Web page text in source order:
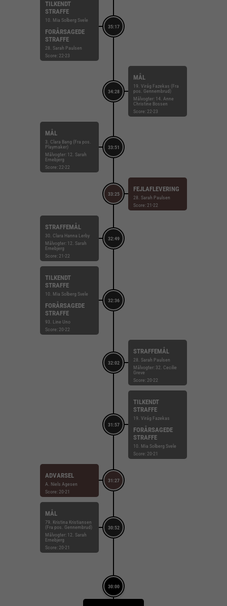
35:17
TILKENDT
STRAFFE
10. Mia Solberg Svele
FORÅRSAGEDE
STRAFFE
28. Sarah Paulsen
Score: 22-23
34:28
MÅL
19. Virág Fazekas (Fra
pos. Gennembrud)
Målvogter: 14. Anne
Christine Bossen
Score: 22-23
33:51
MÅL
3. Clara Bang (Fra pos.
Playmaker)
Målvogter: 12. Sarah
Ernebjerg
Score: 22-22
33:25
FEJLAFLEVERING
28. Sarah Paulsen
Score: 21-22
32:49
STRAFFEMÅL
30. Clara Hanna Lerby
Målvogter: 12. Sarah
Ernebjerg
Score: 21-22
32:36
TILKENDT
STRAFFE
10. Mia Solberg Svele
FORÅRSAGEDE
STRAFFE
93. Line Uno
Score: 20-22
32:02
STRAFFEMÅL
28. Sarah Paulsen
Målvogter: 32. Cecilie
Greve
Score: 20-22
31:57
TILKENDT
STRAFFE
19. Virág Fazekas
FORÅRSAGEDE
STRAFFE
10. Mia Solberg Svele
Score: 20-21
31:27
ADVARSEL
A. Niels Agesen
Score: 20-21
30:52
MÅL
79. Kristina Kristiansen
(Fra pos. Gennembrud)
Målvogter: 12. Sarah
Ernebjerg
Score: 20-21
30:00